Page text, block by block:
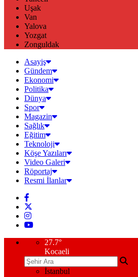
Uşak
Van
Yalova
Yozgat
Zonguldak
Asayiş
Gündem
Ekonomi
Politika
Dünya
Spor
Magazin
Sağlık
Eğitim
Teknoloji
Köşe Yazıları
Video Galeri
Röportaj
Resmi İlanlar
27.7°
Kocaeli
İstanbul